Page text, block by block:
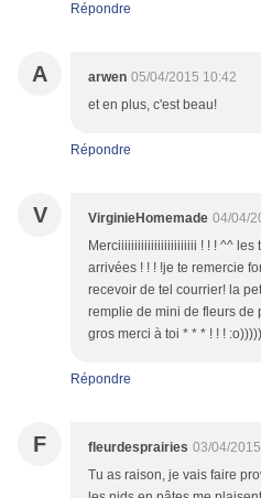
Répondre
A arwen 05/04/2015 10:42
et en plus, c'est beau!
Répondre
V VirginieHomemade 04/04/
Merciiiiiiiiiiiiiiiiiiiiiiii ! ! ! ^^ les
arrivées ! ! ! !je te remercie
recevoir de tel courrier! la
remplie de mini de fleurs de
gros merci à toi * * * ! ! !
Répondre
F fleurdesprairies 03/04/
Tu as raison, je vais faire